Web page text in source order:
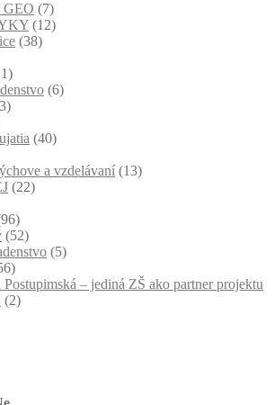
(7)
(12)
(38)
(6)
(40)
a vzdelávaní (13)
(22)
(52)
(5)
Postupimská – jediná ZŠ ako partner projektu
(2)